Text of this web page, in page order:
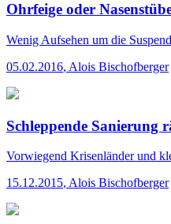
Ohrfeige oder
Wenig Aufsehen um die
05.02.2016, Alois Bischofberger
Schleppende Sanierung
Vorwiegend Krisenländer und
15.12.2015, Alois Bischofberger